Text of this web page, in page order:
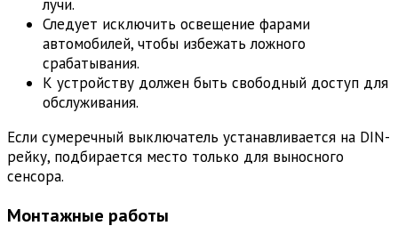
лучи.
Следует исключить освещение фарами
автомобилей, чтобы избежать ложного
срабатывания.
К устройству должен быть свободный доступ для
обслуживания.
Если сумеречный выключатель устанавливается на DIN-
рейку, подбирается место только для выносного
сенсора.
Монтажные работы